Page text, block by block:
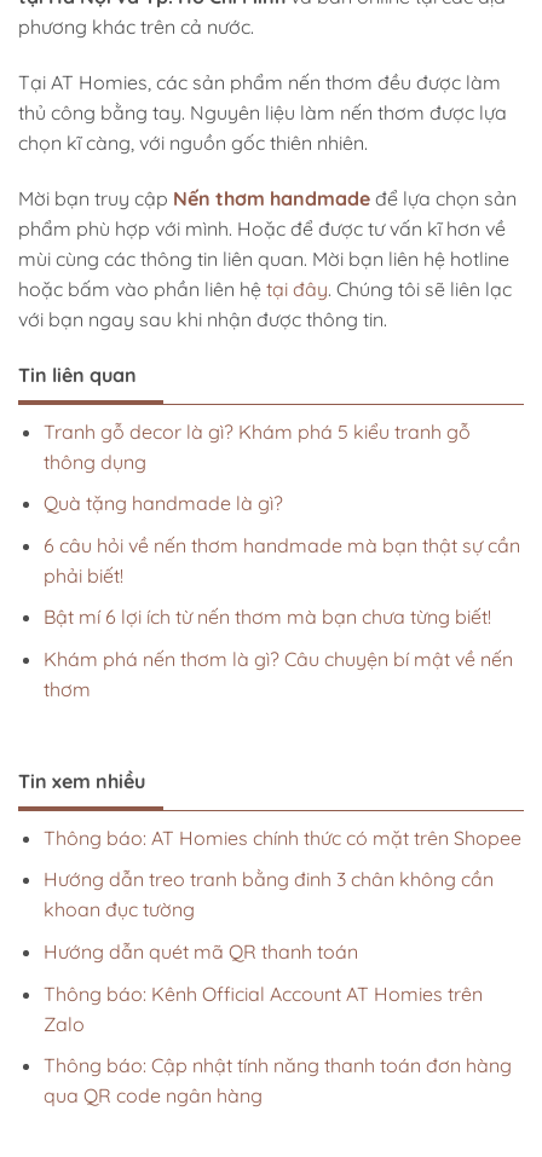
phương khác trên cả nước.
Tại AT Homies, các sản phẩm nến thơm đều được làm
thủ công bằng tay. Nguyên liệu làm nến thơm được lựa
chọn kĩ càng, với nguồn gốc thiên nhiên.
Mời bạn truy cập Nến thơm handmade để lựa chọn sản
phẩm phù hợp với mình. Hoặc để được tư vấn kĩ hơn về
mùi cùng các thông tin liên quan. Mời bạn liên hệ hotline
hoặc bấm vào phần liên hệ tại đây. Chúng tôi sẽ liên lạc
với bạn ngay sau khi nhận được thông tin.
Tin liên quan
Tranh gỗ decor là gì? Khám phá 5 kiểu tranh gỗ
thông dụng
Quà tặng handmade là gì?
6 câu hỏi về nến thơm handmade mà bạn thật sự cần
phải biết!
Bật mí 6 lợi ích từ nến thơm mà bạn chưa từng biết!
Khám phá nến thơm là gì? Câu chuyện bí mật về nến
thơm
Tin xem nhiều
Thông báo: AT Homies chính thức có mặt trên Shopee
Hướng dẫn treo tranh bằng đinh 3 chân không cần
khoan đục tường
Hướng dẫn quét mã QR thanh toán
Thông báo: Kênh Official Account AT Homies trên
Zalo
Thông báo: Cập nhật tính năng thanh toán đơn hàng
qua QR code ngân hàng